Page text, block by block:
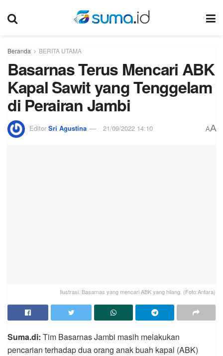
Beranda BERITA UTAMA
Basarnas Terus Mencari ABK
Kapal Sawit yang Tenggelam
di Perairan Jambi
Editor Sri Agustina 21/09/2022 14:10 AA
Ilustrasi. Basarnas yang mencari ABK yang hilang. (Foto:Antara)
Suma.di: Tim Basarnas Jambi masih melakukan
pencarian terhadap dua orang anak buah kapal (ABK)